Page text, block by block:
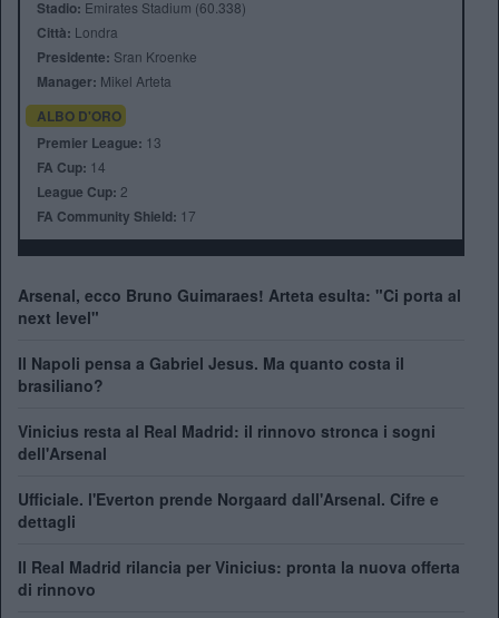
Stadio: Emirates Stadium (60.338)
Città: Londra
Presidente: Sran Kroenke
Manager: Mikel Arteta
ALBO D'ORO
Premier League: 13
FA Cup: 14
League Cup: 2
FA Community Shield: 17
Arsenal, ecco Bruno Guimaraes! Arteta esulta: "Ci porta al
next level"
Il Napoli pensa a Gabriel Jesus. Ma quanto costa il
brasiliano?
Vinicius resta al Real Madrid: il rinnovo stronca i sogni
dell'Arsenal
Ufficiale. l'Everton prende Norgaard dall'Arsenal. Cifre e
dettagli
Il Real Madrid rilancia per Vinicius: pronta la nuova offerta
di rinnovo